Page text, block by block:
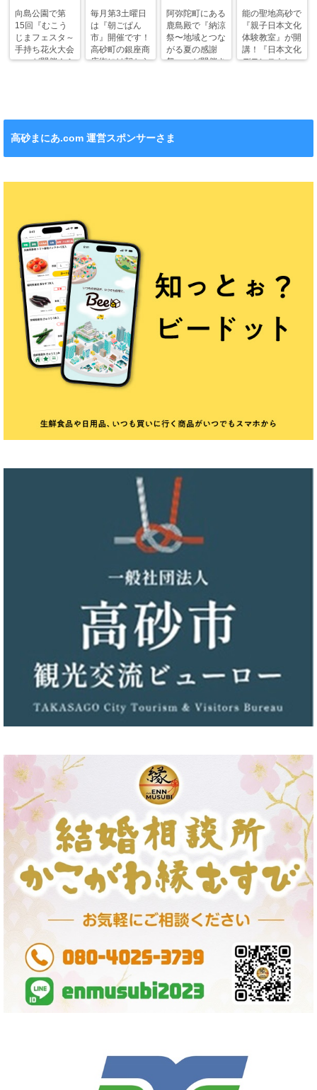
向島公園で第
15回『むこう
じまフェスタ～
手持ち花火大会
～』が開催！ふ
毎月第3土曜日
は『朝ごぱん
市』開催です！
高砂町の銀座商
店街には朝から
阿弥陀町にある
鹿島殿で『納涼
祭〜地域とつな
がる夏の感謝
祭〜』が開催さ
能の聖地高砂で
『親子日本文化
体験教室』が開
講！『日本文化
デモンストレー
高砂まにあ.com 運営スポンサーさま